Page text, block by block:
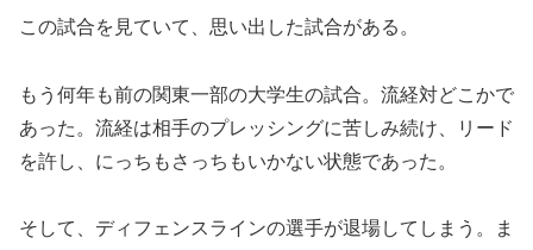
この試合を見ていて、思い出した試合がある。
もう何年も前の関東一部の大学生の試合。流経対どこかで
あった。流経は相手のプレッシングに苦しみ続け、リード
を許し、にっちもさっちもいかない状態であった。
そして、ディフェンスラインの選手が退場してしまう。ま